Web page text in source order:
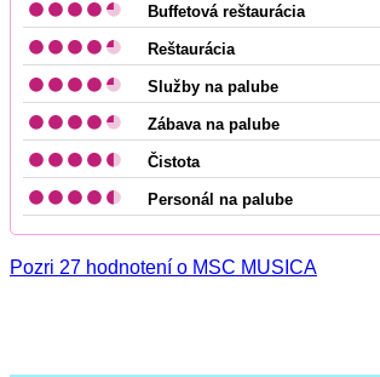
Buffetová reštaurácia
Reštaurácia
Služby na palube
Zábava na palube
Čistota
Personál na palube
Pozri 27 hodnotení o MSC MUSICA